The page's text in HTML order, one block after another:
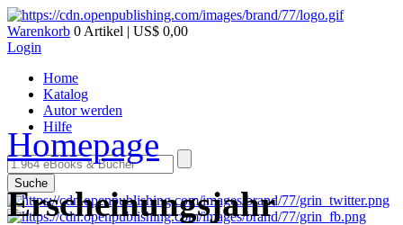
Warenkorb 0 Artikel | US$ 0,00
Login
Home
Katalog
Autor werden
Hilfe
Suche
Homepage
Erscheinungsjahr